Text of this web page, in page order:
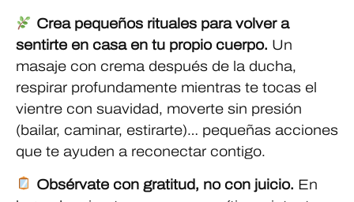
Crea pequeños rituales para volver a
sentirte en casa en tu propio cuerpo. Un
masaje con crema después de la ducha,
respirar profundamente mientras te tocas el
vientre con suavidad, moverte sin presión
(bailar, caminar, estirarte)… pequeñas acciones
que te ayuden a reconectar contigo.
Obsérvate con gratitud, no con juicio. En